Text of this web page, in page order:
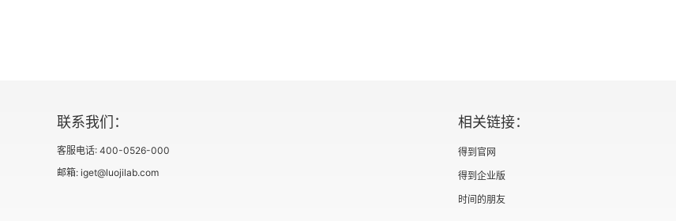
联系我们：
客服电话: 400-0526-000
邮箱: iget@luojilab.com
相关链接：
得到官网
得到企业版
时间的朋友